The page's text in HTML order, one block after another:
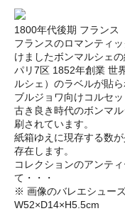
1800年代後期 フランス
フランスのロマンティ
けましたボンマルシェの
パリ7区 1852年創業 世
ルシェ）のラベルが貼
ブルジョワ向けコルセ
古き良き時代のボンマ
刷されています。
紙箱ゆえに現存する数
存在します。
コレクションのアンテ
て・・・
※ 画像のバレエシュー
W52×D14×H5.5cm